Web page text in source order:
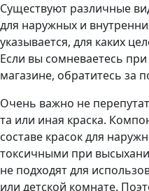
Существуют различные
для наружных и
указывается, для каких
Если вы сомневаетесь
магазине, обратитесь за
Очень важно не
та или иная краска.
составе красок для
токсичными при
не подходят для
или детской комнате.